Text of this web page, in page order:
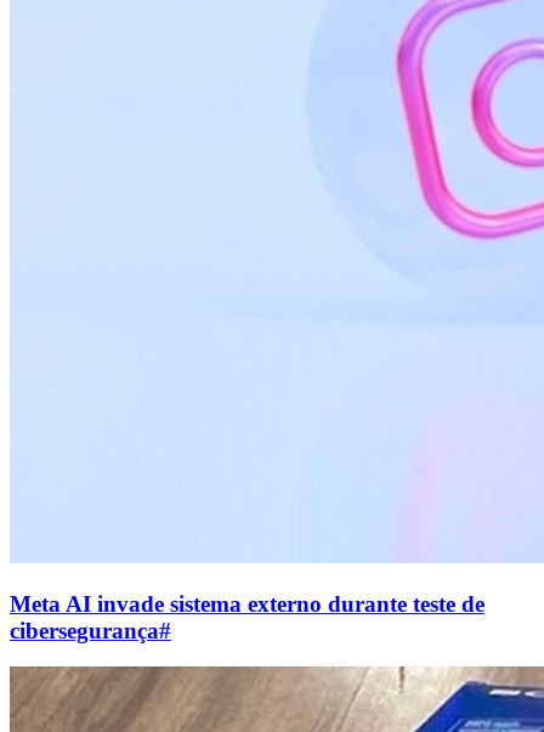
Meta AI invade sistema externo durante teste de
cibersegurança#